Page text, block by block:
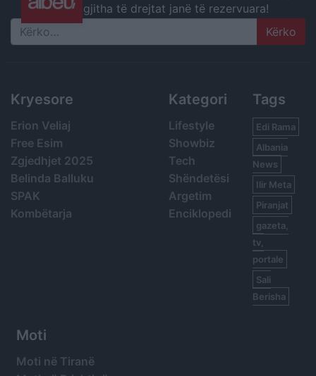
gjitha të drejtat janë të rezervuara!
Search
Kryesore
Erion Veliaj
Free Esim
Zgjedhjet 2025
Belinda Balluku
SPAK
Kombëtarja
Kategori
Lifestyle
Showbiz
Tech
Shëndetësi
Argetim
Enciklopedi
Tags
Edi Rama
Albania
News
Ilir Meta
Piranjat
gazeta,
tv,
portale
Sali
Berisha
Moti
Moti në Tiranë